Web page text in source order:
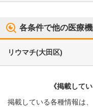
各条件で他の医療
リウマチ(大田区)
《掲載して
掲載している各種情報は